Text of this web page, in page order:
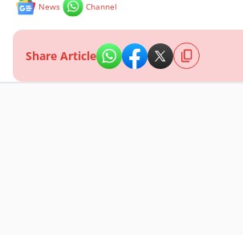
News Channel
Share Article